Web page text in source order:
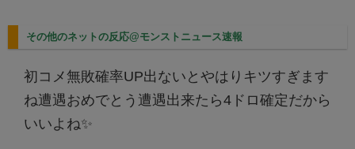
その他のネットの反応@モンストニュース速報
初コメ無敗確率UP出ないとやはりキツすぎます
ね遭遇おめでとう遭遇出来たら4ドロ確定だから
いいよね✨